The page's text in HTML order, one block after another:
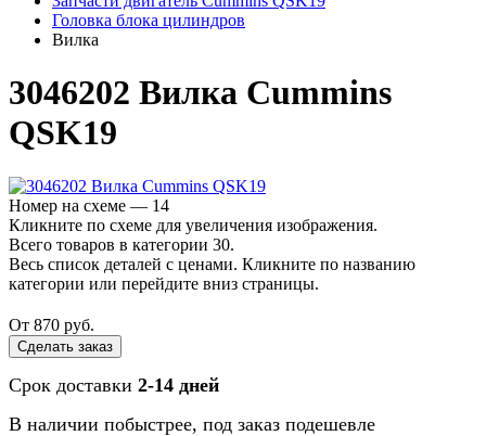
Головка блока цилиндров
Вилка
3046202 Вилка Cummins
QSK19
Номер на схеме — 14
Кликните по схеме для увеличения изображения.
Всего товаров в категории 30.
Весь список деталей с ценами. Кликните по названию
категории или перейдите вниз страницы.
От 870 руб.
Сделать заказ
Срок доставки 2-14 дней
В наличии побыстрее, под заказ подешевле